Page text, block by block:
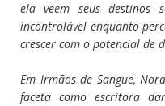
ela veem seus destinos
incontrolável enquanto
crescer com o potencial de
Em Irmãos de Sangue,
faceta como escritora